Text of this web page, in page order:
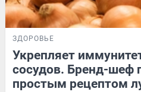
ЗДОРОВЬЕ
Укрепляет
сосудов. Бренд-шеф
простым рецептом